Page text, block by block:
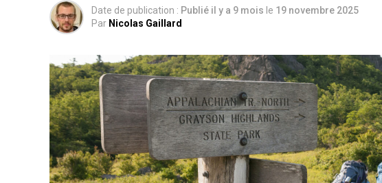
Date de publication : Publié il y a 9 mois le 19 novembre 2025
Par Nicolas Gaillard